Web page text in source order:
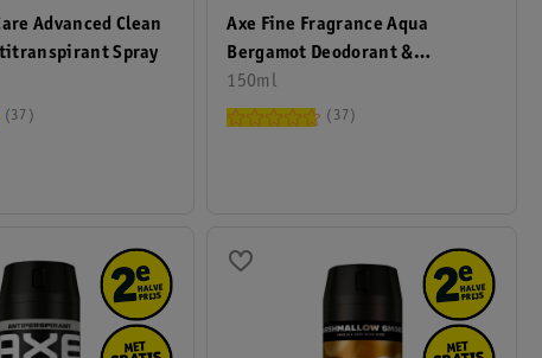
Advanced Clean
Spray
37
Axe Fine Fragrance Aqua
Bergamot Deodorant &
Bodyspray
150ml
37